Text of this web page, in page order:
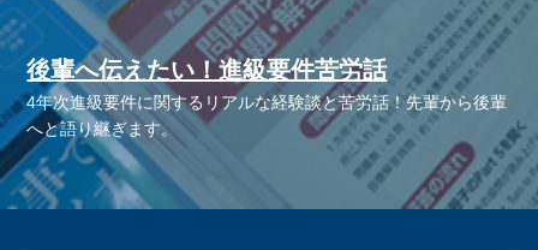
後輩へ伝えたい！進級要件苦労話
4年次進級要件に関するリアルな経験談と苦労話！先輩から後輩
へと語り継ぎます。